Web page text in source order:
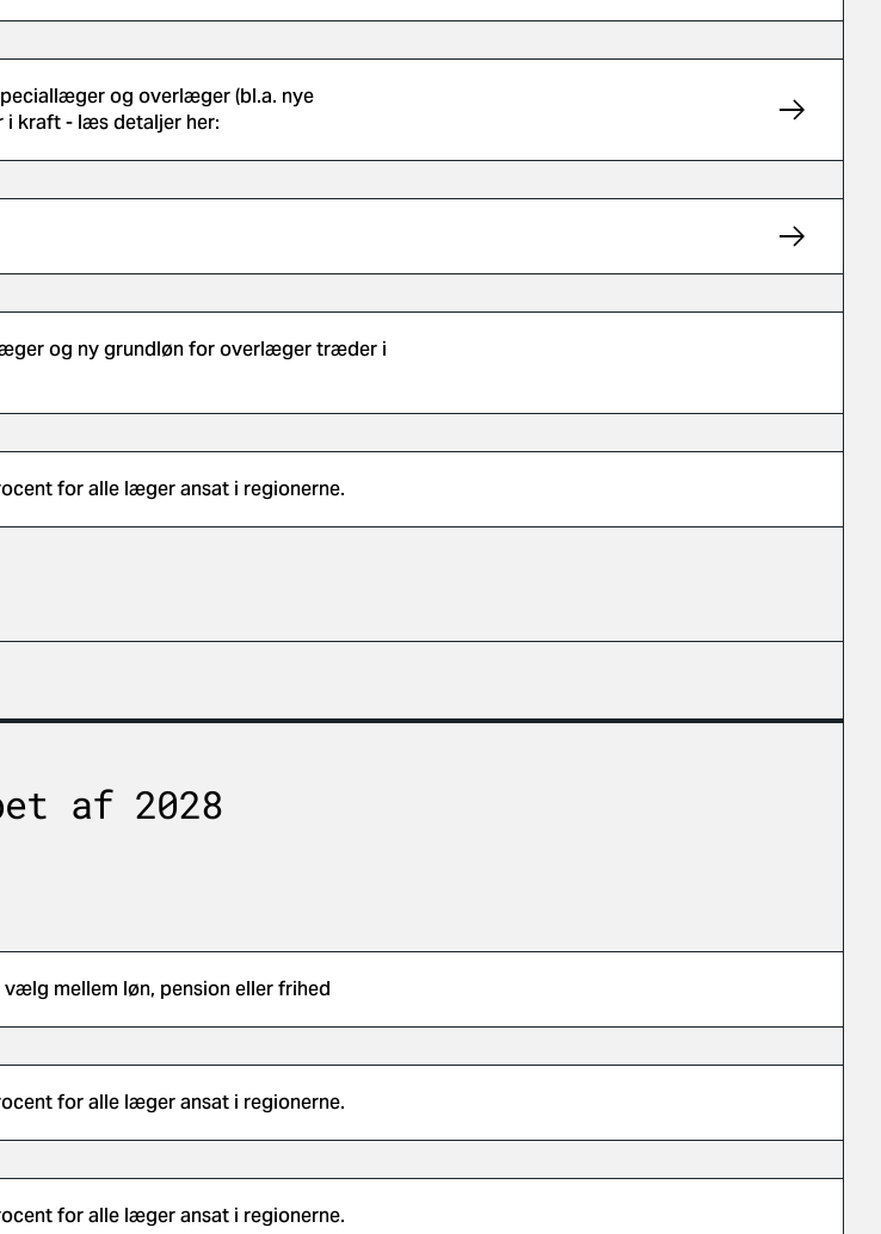
og overlæger (bl.a. nye
kraft - læs detaljer her:
og ny grundløn for overlæger træder i
for alle læger ansat i regionerne.
af 2028
mellem løn, pension eller frihed
for alle læger ansat i regionerne.
for alle læger ansat i regionerne.